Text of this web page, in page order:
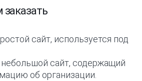
заказать
сайт, используется под
сайт, содержащий
об организации.